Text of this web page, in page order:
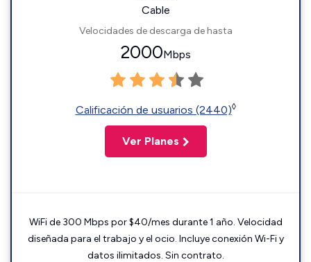
Cable
Velocidades de descarga de hasta
2000Mbps
Calificación de usuarios (2440)◊
Ver Planes
WiFi de 300 Mbps por $40/mes durante 1 año. Velocidad
diseñada para el trabajo y el ocio. Incluye conexión Wi-Fi y
datos ilimitados. Sin contrato.